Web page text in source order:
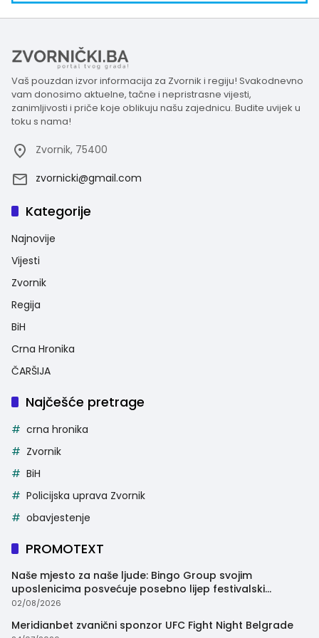
Vaš pouzdan izvor informacija za Zvornik i regiju! Svakodnevno
vam donosimo aktuelne, tačne i nepristrasne vijesti,
zanimljivosti i priče koje oblikuju našu zajednicu. Budite uvijek u
toku s nama!
Zvornik, 75400
zvornicki@gmail.com
Kategorije
Najnovije
Vijesti
Zvornik
Regija
BiH
Crna Hronika
ČARŠIJA
Najčešće pretrage
crna hronika
Zvornik
BiH
Policijska uprava Zvornik
obavjestenje
PROMOTEXT
Naše mjesto za naše ljude: Bingo Group svojim
uposlenicima posvećuje posebno lijep festivalski
trenutak
02/08/2026
Meridianbet zvanični sponzor UFC Fight Night Belgrade